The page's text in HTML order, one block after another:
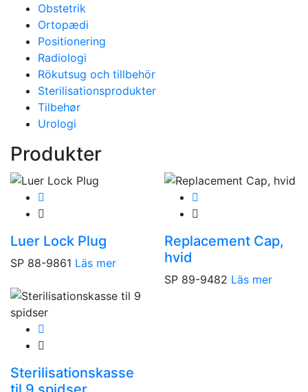
Produkter
Luer Lock Plug
SP 88-9861 Läs mer
Replacement Cap,
hvid
SP 89-9482 Läs mer
Sterilisationskasse
Obstetrik
Ortopædi
Positionering
Radiologi
Rökutsug och tillbehör
Sterilisationsprodukter
Tilbehør
Urologi